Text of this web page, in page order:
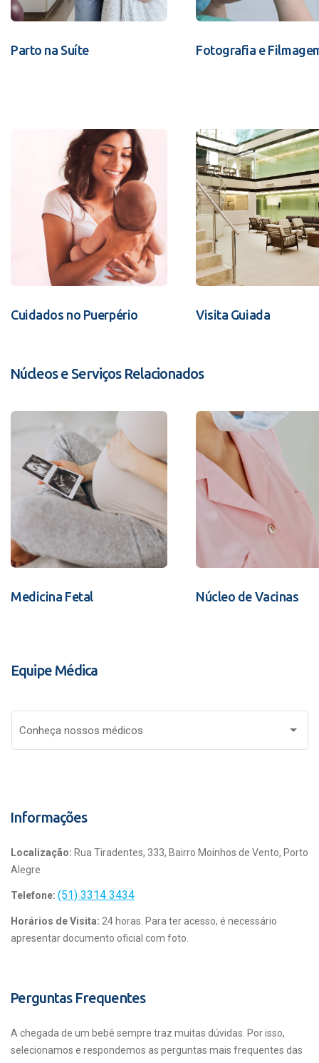
Parto na Suíte Fotografia e
Cuidados no Puerpério Visita Guiada
Núcleos e Serviços Relacionados
Medicina Fetal Núcleo de Vacinas
Equipe Médica
Conheça nossos médicos
Informações
Localização: Rua Tiradentes, 333, Bairro Moinhos de Vento, Porto
Alegre
Telefone: (51) 3314 3434
Horários de Visita: 24 horas. Para ter acesso, é necessário
apresentar documento oficial com foto.
Perguntas Frequentes
A chegada de um bebê sempre traz muitas dúvidas. Por isso,
selecionamos e respondemos as perguntas mais frequentes das